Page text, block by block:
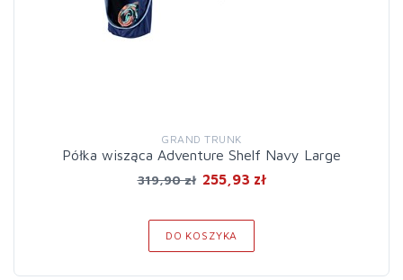
GRAND TRUNK
Półka wisząca Adventure Shelf Navy Large
319,90 zł 255,93 zł
DO KOSZYKA